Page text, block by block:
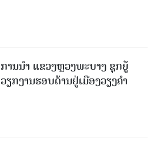
ການນຳ ແຂວງຫຼວງພະບາງ ຊຸກຍູ້
ວຽກງານຮອບດ້ານຢູ່ເມືອງວຽງຄໍາ